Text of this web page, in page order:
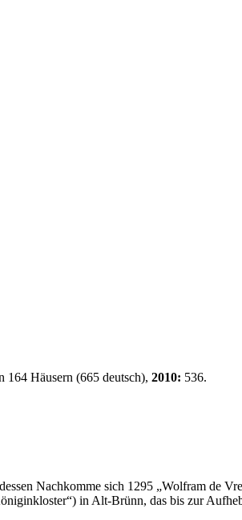
164 Häusern (665 deutsch), 2010: 536.
Nachkomme sich 1295 „Wolfram de
in Alt-Brünn, das bis zur